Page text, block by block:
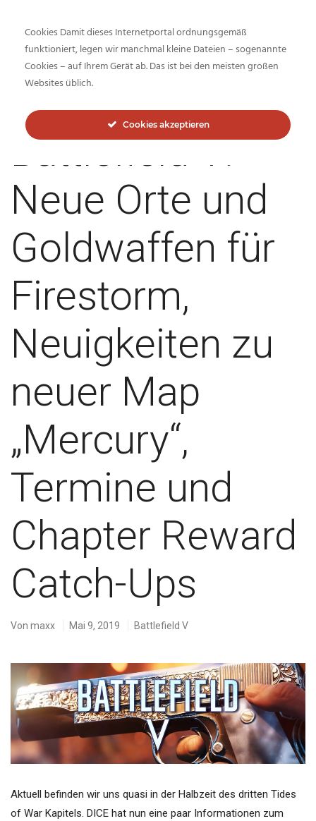
Inside-Network.net
Battlefield V:
Neue Orte und
Goldwaffen für
Firestorm,
Neuigkeiten zu
neuer Map
„Mercury“,
Termine und
Chapter Reward
Catch-Ups
Von maxx Mai 9, 2019 Battlefield V
Aktuell befinden wir uns quasi in der Halbzeit des dritten Tides
of War Kapitels. DICE hat nun eine paar Informationen zum
Cookies Damit dieses Internetportal ordnungsgemäß
funktioniert, legen wir manchmal kleine Dateien – sogenannte
Cookies – auf Ihrem Gerät ab. Das ist bei den meisten großen
Websites üblich.
Cookies akzeptieren